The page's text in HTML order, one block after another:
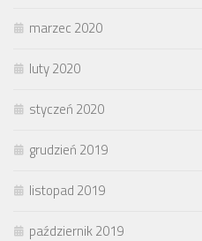
marzec 2020
luty 2020
styczeń 2020
grudzień 2019
listopad 2019
październik 2019